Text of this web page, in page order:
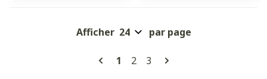
Pages
Vous lisez actuellement la
1 Page
2 Page
3
Afficher par page